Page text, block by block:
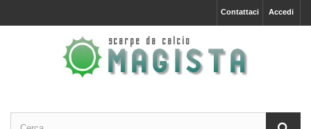
Accedi
Contattaci